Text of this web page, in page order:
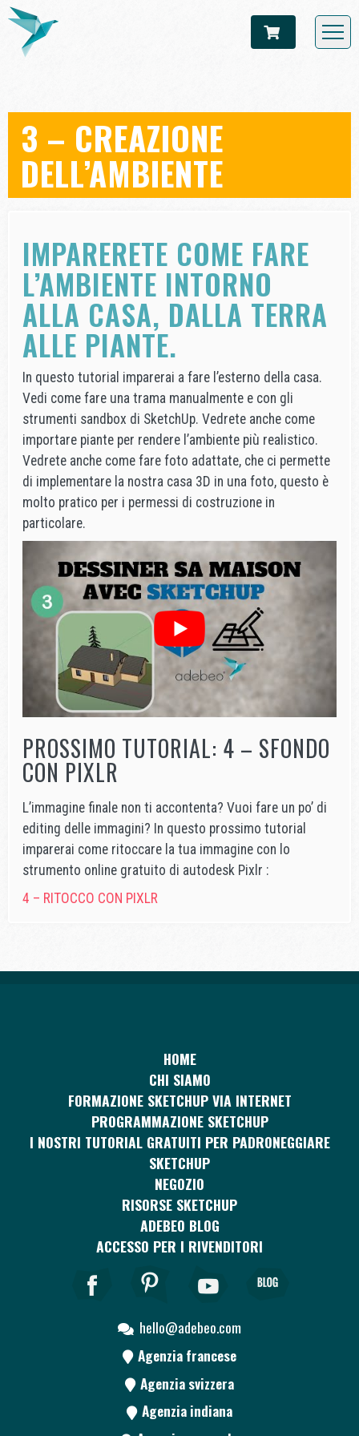
3 – CREAZIONE
DELL’AMBIENTE
IMPARERETE COME FARE
L’AMBIENTE INTORNO
ALLA CASA, DALLA TERRA
ALLE PIANTE.
In questo tutorial imparerai a fare l’esterno della casa.
Vedi come fare una trama manualmente e con gli
strumenti sandbox di SketchUp. Vedrete anche come
importare piante per rendere l’ambiente più realistico.
Vedrete anche come fare foto adattate, che ci permette
di implementare la nostra casa 3D in una foto, questo è
molto pratico per i permessi di costruzione in
particolare.
PROSSIMO TUTORIAL: 4 – SFONDO
CON PIXLR
L’immagine finale non ti accontenta? ​Vuoi fare un po’ di
editing delle immagini? In questo prossimo tutorial
imparerai come ritoccare la tua immagine con lo
strumento online gratuito di autodesk Pixlr :
4 – RITOCCO CON PIXLR
HOME
CHI SIAMO
FORMAZIONE SKETCHUP VIA INTERNET
PROGRAMMAZIONE SKETCHUP
I NOSTRI TUTORIAL GRATUITI PER PADRONEGGIARE
SKETCHUP
NEGOZIO
RISORSE SKETCHUP
ADEBEO BLOG
ACCESSO PER I RIVENDITORI
hello@adebeo.com
Agenzia francese
Agenzia svizzera
Agenzia indiana